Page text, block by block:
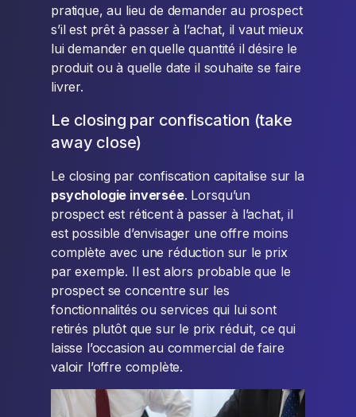
pratique, au lieu de demander au prospect
s’il est prêt à passer à l’achat, il vaut mieux
lui demander en quelle quantité il désire le
produit ou à quelle date il souhaite se faire
livrer.
Le closing par confiscation (take
away close)
Le closing par confiscation capitalise sur la
psychologie inversée. Lorsqu’un
prospect est réticent à passer à l’achat, il
est possible d’envisager une offre moins
complète avec une réduction sur le prix
par exemple. Il est alors probable que le
prospect se concentre sur les
fonctionnalités ou services qui lui sont
retirés plutôt que sur le prix réduit, ce qui
laisse l’occasion au commercial de faire
valoir l’offre complète.